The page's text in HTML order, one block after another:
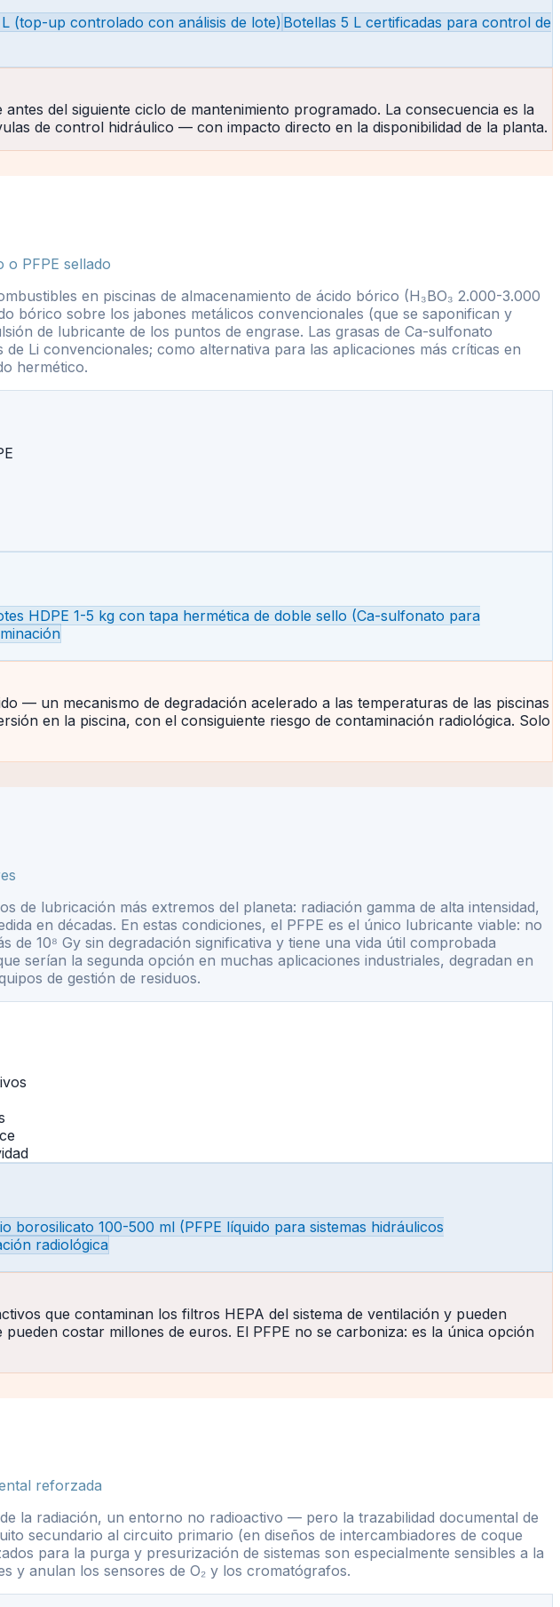
(top-up controlado con análisis de lote) Botellas 5 L certificadas para control de
del siguiente ciclo de mantenimiento programado. La consecuencia es la
de control hidráulico — con impacto directo en la disponibilidad de la planta.
PFPE sellado
en piscinas de almacenamiento de ácido bórico (H₃BO₃ 2.000-3.000
bórico sobre los jabones metálicos convencionales (que se saponifican y
de lubricante de los puntos de engrase. Las grasas de Ca-sulfonato
Li convencionales; como alternativa para las aplicaciones más críticas en
hermético.
HDPE 1-5 kg con tapa hermética de doble sello (Ca-sulfonato para
— un mecanismo de degradación acelerado a las temperaturas de las piscinas
en la piscina, con el consiguiente riesgo de contaminación radiológica. Solo
de lubricación más extremos del planeta: radiación gamma de alta intensidad,
en décadas. En estas condiciones, el PFPE es el único lubricante viable: no
10⁸ Gy sin degradación significativa y tiene una vida útil comprobada
serían la segunda opción en muchas aplicaciones industriales, degradan en
de gestión de residuos.
borosilicato 100-500 ml (PFPE líquido para sistemas hidráulicos
radiológica
que contaminan los filtros HEPA del sistema de ventilación y pueden
costar millones de euros. El PFPE no se carboniza: es la única opción
reforzada
la radiación, un entorno no radioactivo — pero la trazabilidad documental de
secundario al circuito primario (en diseños de intercambiadores de coque
para la purga y presurización de sistemas son especialmente sensibles a la
y anulan los sensores de O₂ y los cromatógrafos.